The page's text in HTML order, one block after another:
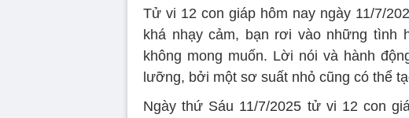
Tử vi 12 con giáp hôm nay ngày 11/7/
khá nhạy cảm, bạn rơi vào những tình
không mong muốn. Lời nói và hành
lưỡng, bởi một sơ suất nhỏ cũng có thể
Ngày thứ Sáu 11/7/2025 tử vi 12 con